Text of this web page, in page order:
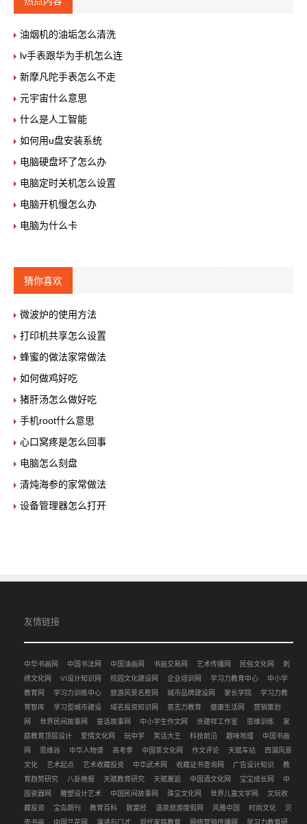
油烟机的油垢怎么清洗
lv手表跟华为手机怎么连
新摩凡陀手表怎么不走
元宇宙什么意思
什么是人工智能
如何用u盘安装系统
电脑硬盘坏了怎么办
电脑定时关机怎么设置
电脑开机慢怎么办
电脑为什么卡
猜你喜欢
微波炉的使用方法
打印机共享怎么设置
蜂蜜的做法家常做法
如何做鸡好吃
猪肝汤怎么做好吃
手机root什么意思
心口窝疼是怎么回事
电脑怎么刻盘
清炖海参的家常做法
设备管理器怎么打开
友情链接
中华书画网 中国书法网 中国油画网 书画交易网 艺术传播网 民俗文化网
刺
绣文化网
VI设计知识网 校园文化建设网 企业培训网 学习力教育中心
中小学
教育网
学习力训练中心 旅游风景名胜网 城市品牌建设网 家长学院
学习力教
育智库
学习型城市建设 域名投资知识网 意志力教育 健康生活网
营销策划
网
世界民间故事网 童话故事网 中小学生作文网 余建祥工作室 思维训练
家
庭教育顶层设计
爱情文化网 玩中学 笑话大王 科技前沿 趣味地理
中国书画
网
思维谷 中华人物谱 高考季 中国茶文化网 作文评论 天赋车站
西湖风景
文化
艺术起点 艺术收藏投资 中华武术网 收藏证书查询网 广告设计知识
教
育趋势研究
八卦晚报 天赋教育研究 天赋邂逅 中国酒文化网 宝宝成长网
中
国瓷器网
雕塑设计艺术 中国民间故事网 珠宝文化网 世界儿童文学网
文玩收
藏投资
宝岛期刊 教育百科 致富经 温泉旅游度假网 风雅中国 时尚文化
贝
壳书画
中国兰花网 演讲与口才 现代家庭教育 网络营销传播网 学习力教育研